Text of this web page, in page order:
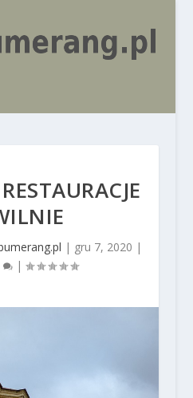
| gru 7, 2020 |
|